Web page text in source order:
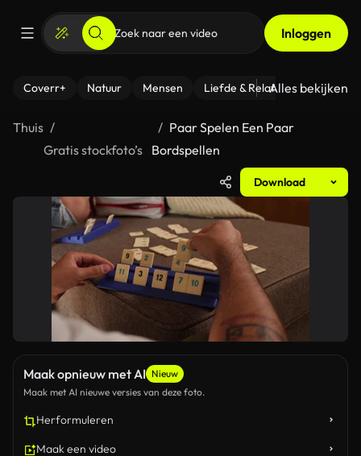
Inloggen
Coverr+ Natuur Mensen Liefde & Relaties - Fitness
Alles bekijken
Thuis
Gratis stockfoto’s
Paar Spelen Een Paar
Bordspellen
Download
Maak opnieuw met AI Nieuw
Maak met AI nieuwe versies van deze foto.
Herformuleren
Maak een video